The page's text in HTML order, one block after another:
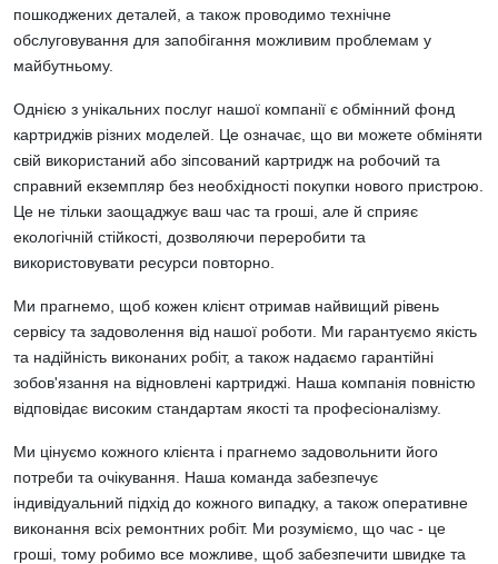
пошкоджених деталей, а також проводимо технічне
обслуговування для запобігання можливим проблемам у
майбутньому.
Однією з унікальних послуг нашої компанії є обмінний фонд
картриджів різних моделей. Це означає, що ви можете обміняти
свій використаний або зіпсований картридж на робочий та
справний екземпляр без необхідності покупки нового пристрою.
Це не тільки заощаджує ваш час та гроші, але й сприяє
екологічній стійкості, дозволяючи переробити та
використовувати ресурси повторно.
Ми прагнемо, щоб кожен клієнт отримав найвищий рівень
сервісу та задоволення від нашої роботи. Ми гарантуємо якість
та надійність виконаних робіт, а також надаємо гарантійні
зобов'язання на відновлені картриджі. Наша компанія повністю
відповідає високим стандартам якості та професіоналізму.
Ми цінуємо кожного клієнта і прагнемо задовольнити його
потреби та очікування. Наша команда забезпечує
індивідуальний підхід до кожного випадку, а також оперативне
виконання всіх ремонтних робіт. Ми розуміємо, що час - це
гроші, тому робимо все можливе, щоб забезпечити швидке та